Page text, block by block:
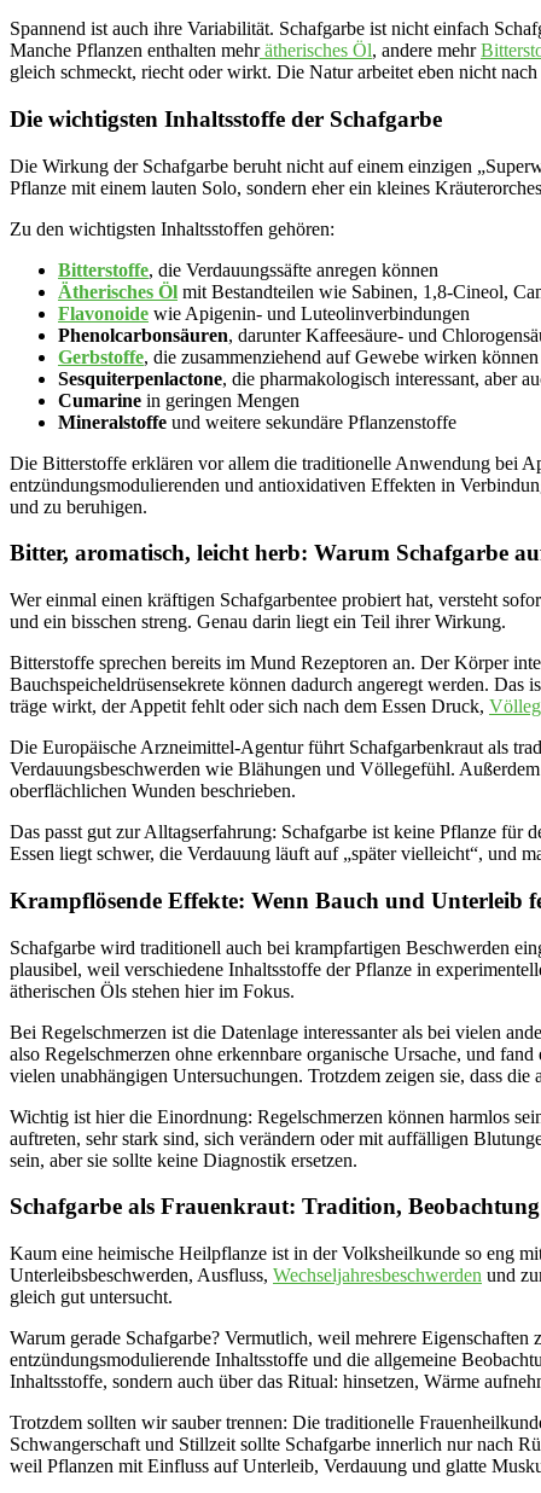
Spannend ist auch ihre Variabilität. Schafgarbe ist nicht einfach
Manche Pflanzen enthalten mehrätherisches Öl, andere mehr
gleich schmeckt, riecht oder wirkt. Die Natur arbeitet eben nicht
Die wichtigsten Inhaltsstoffe der Schafgarbe
Die Wirkung der Schafgarbe beruht nicht auf einem einzigen
Pflanze mit einem lauten Solo, sondern eher ein kleines
Zu den wichtigsten Inhaltsstoffen gehören:
Bitterstoffe, die Verdauungssäfte anregen können
Ätherisches Öl mit Bestandteilen wie Sabinen, 1,8-Cineol,
Flavonoide wie Apigenin- und Luteolinverbindungen
Phenolcarbonsäuren, darunter Kaffeesäure- und
Gerbstoffe, die zusammenziehend auf Gewebe wirken können
Sesquiterpenlactone, die pharmakologisch interessant, aber
Cumarine in geringen Mengen
Mineralstoffe und weitere sekundäre Pflanzenstoffe
Die Bitterstoffe erklären vor allem die traditionelle Anwendung bei
entzündungsmodulierenden und antioxidativen Effekten in
und zu beruhigen.
Bitter, aromatisch, leicht herb: Warum Schafgarbe
Wer einmal einen kräftigen Schafgarbentee probiert hat, versteht
und ein bisschen streng. Genau darin liegt ein Teil ihrer Wirkung.
Bitterstoffe sprechen bereits im Mund Rezeptoren an. Der Körper
Bauchspeicheldrüsensekrete können dadurch angeregt werden.
träge wirkt, der Appetit fehlt oder sich nach dem Essen Druck,
Die Europäische Arzneimittel-Agentur führt Schafgarbenkraut als
Verdauungsbeschwerden wie Blähungen und Völlegefühl.
oberflächlichen Wunden beschrieben.
Das passt gut zur Alltagserfahrung: Schafgarbe ist keine Pflanze für
Essen liegt schwer, die Verdauung läuft auf „später vielleicht“, und
Krampflösende Effekte: Wenn Bauch und Unterleib
Schafgarbe wird traditionell auch bei krampfartigen Beschwerden
plausibel, weil verschiedene Inhaltsstoffe der Pflanze in
ätherischen Öls stehen hier im Fokus.
Bei Regelschmerzen ist die Datenlage interessanter als bei vielen
also Regelschmerzen ohne erkennbare organische Ursache, und
vielen unabhängigen Untersuchungen. Trotzdem zeigen sie, dass
Wichtig ist hier die Einordnung: Regelschmerzen können harmlos
auftreten, sehr stark sind, sich verändern oder mit auffälligen
sein, aber sie sollte keine Diagnostik ersetzen.
Schafgarbe als Frauenkraut: Tradition,
Kaum eine heimische Heilpflanze ist in der Volksheilkunde so eng
Unterleibsbeschwerden, Ausfluss, Wechseljahresbeschwerden und
gleich gut untersucht.
Warum gerade Schafgarbe? Vermutlich, weil mehrere Eigenschaften
entzündungsmodulierende Inhaltsstoffe und die allgemeine
Inhaltsstoffe, sondern auch über das Ritual: hinsetzen, Wärme
Trotzdem sollten wir sauber trennen: Die traditionelle
Schwangerschaft und Stillzeit sollte Schafgarbe innerlich nur nach
weil Pflanzen mit Einfluss auf Unterleib, Verdauung und glatte